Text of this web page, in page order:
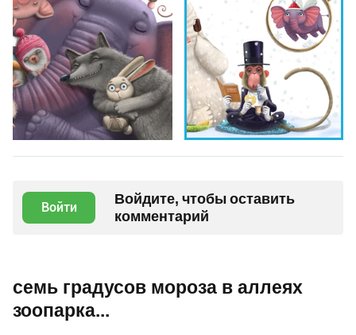
Войти
Войдите, чтобы оставить
комментарий
семь градусов мороза в аллеях
зоопарка...